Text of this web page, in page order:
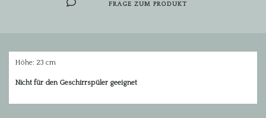
FRAGE ZUM PRODUKT
Höhe: 23 cm
Nicht für den Geschirrspüler geeignet